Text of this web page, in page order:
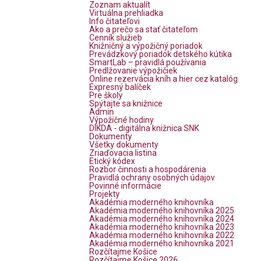
Zoznam aktualít
Virtuálna prehliadka
Info čitateľovi
Ako a prečo sa stať čitateľom
Cenník služieb
Knižničný a výpožičný poriadok
Prevádzkový poriadok detského kútika
SmartLab – pravidlá používania
Predlžovanie výpožičiek
Online rezervácia kníh a hier cez katalóg
Expresný balíček
Pre školy
Spýtajte sa knižnice
Admin
Výpožičné hodiny
DIKDA - digitálna knižnica SNK
Dokumenty
Všetky dokumenty
Zriaďovacia listina
Etický kódex
Rozbor činnosti a hospodárenia
Pravidlá ochrany osobných údajov
Povinné informácie
Projekty
Akadémia moderného knihovníka
Akadémia moderného knihovníka 2025
Akadémia moderného knihovníka 2024
Akadémia moderného knihovníka 2023
Akadémia moderného knihovníka 2022
Akadémia moderného knihovníka 2021
Rozčítajme Košice